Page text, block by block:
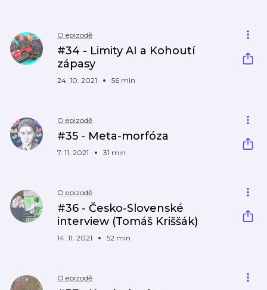
O epizodě
#34 - Limity AI a Kohoutí
zápasy
24. 10. 2021 56 min
O epizodě
#35 - Meta-morfóza
7. 11. 2021 31 min
O epizodě
#36 - Česko-Slovenské
interview (Tomáš Kriššák)
14. 11. 2021 52 min
O epizodě